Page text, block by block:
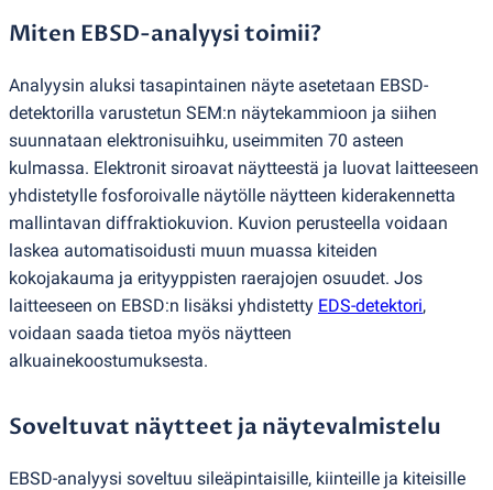
Miten EBSD-analyysi toimii?
Analyysin aluksi tasapintainen näyte asetetaan EBSD-
detektorilla varustetun SEM:n näytekammioon ja siihen
suunnataan ​​elektronisuihku, useimmiten 70 asteen
kulmassa. Elektronit siroavat näytteestä ja luovat laitteeseen
yhdistetylle fosforoivalle näytölle näytteen kiderakennetta
mallintavan diffraktiokuvion. Kuvion perusteella voidaan
laskea automatisoidusti muun muassa kiteiden
kokojakauma ja erityyppisten raerajojen osuudet. Jos
laitteeseen on EBSD:n lisäksi yhdistetty EDS-detektori,
voidaan saada tietoa myös näytteen
alkuainekoostumuksesta.
Soveltuvat näytteet ja näytevalmistelu
EBSD-analyysi soveltuu sileäpintaisille, kiinteille ja kiteisille